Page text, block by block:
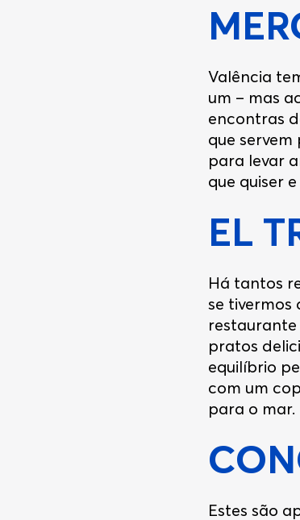
Valência
um – mas
encontras
que
para levar
que quiser
EL
Há tantos
se tivermos
pratos
equilíbrio
com um
para o mar.
Estes são